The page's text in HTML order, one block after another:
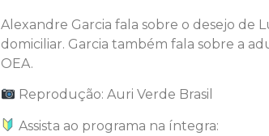
Alexandre Garcia fala sobre o desejo de
domiciliar. Garcia também fala sobre a
OEA.
Reprodução: Auri Verde Brasil
Assista ao programa na íntegra: